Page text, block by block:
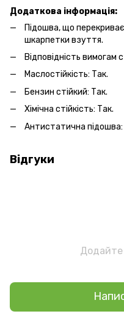
Додаткова інформація:
Підошва, що
шкарпетки взуття.
Відповідність
Маслостійкість: Так.
Бензин стійкий: Так.
Хімічна стійкість: Так.
Антистатична підошва:
Відгуки
Додайте